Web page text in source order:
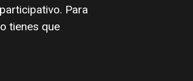
Para
tienes que